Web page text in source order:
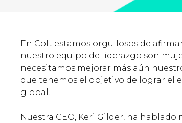
En Colt estamos orgullosos de
nuestro equipo de liderazgo son
necesitamos mejorar más aún
que tenemos el objetivo de lograr el
global.
Nuestra CEO, Keri Gilder, ha